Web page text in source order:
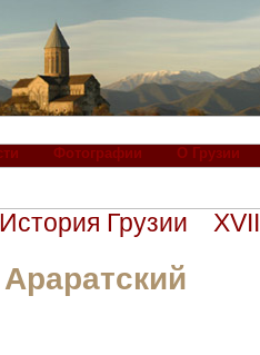
Фотографии О Грузии
История Грузии